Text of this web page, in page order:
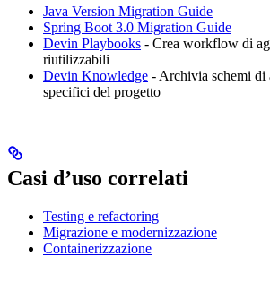
Java Version Migration Guide
Spring Boot 3.0 Migration Guide
Devin Playbooks - Crea workflow di
riutilizzabili
Devin Knowledge - Archivia schemi di
specifici del progetto
Casi d’uso correlati
Testing e refactoring
Migrazione e modernizzazione
Containerizzazione